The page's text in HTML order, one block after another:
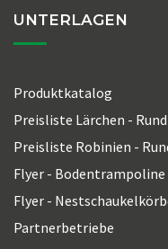
UNTERLAGEN
Produktkatalog
Preisliste Lärchen -
Preisliste Robinien -
Flyer - Bodentrampoline
Flyer -
Partnerbetriebe